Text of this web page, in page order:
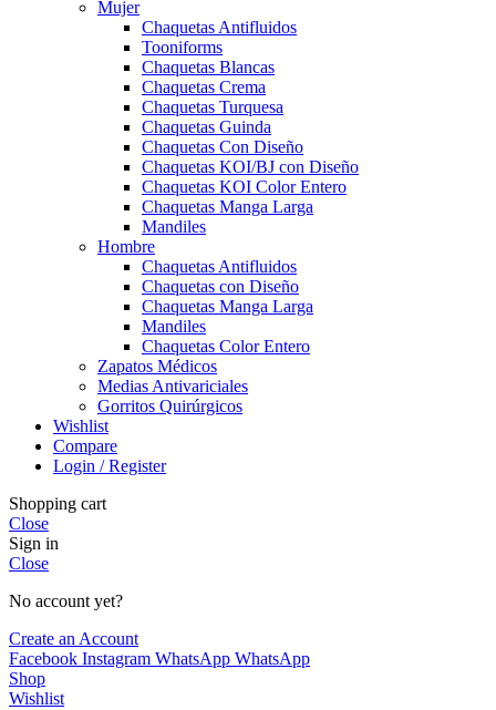
Mujer
Chaquetas Antifluidos
Tooniforms
Chaquetas Blancas
Chaquetas Crema
Chaquetas Turquesa
Chaquetas Guinda
Chaquetas Con Diseño
Chaquetas KOI/BJ con Diseño
Chaquetas KOI Color Entero
Chaquetas Manga Larga
Mandiles
Hombre
Chaquetas Antifluidos
Chaquetas con Diseño
Chaquetas Manga Larga
Mandiles
Chaquetas Color Entero
Zapatos Médicos
Medias Antivariciales
Gorritos Quirúrgicos
Wishlist
Compare
Login / Register
Shopping cart
Close
Sign in
Close
No account yet?
Create an Account
Facebook Instagram WhatsApp WhatsApp
Shop
Wishlist